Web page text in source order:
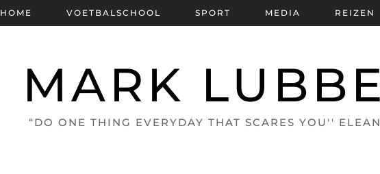
MARK
“DO ONE THING EVERYDAY THAT SCARES YOU''
HOME VOETBALSCHOOL SPORT MEDIA REIZEN